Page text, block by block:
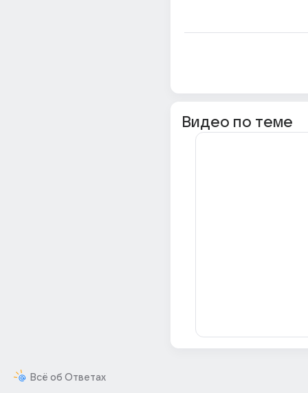
Всё об Ответах
Видео по теме